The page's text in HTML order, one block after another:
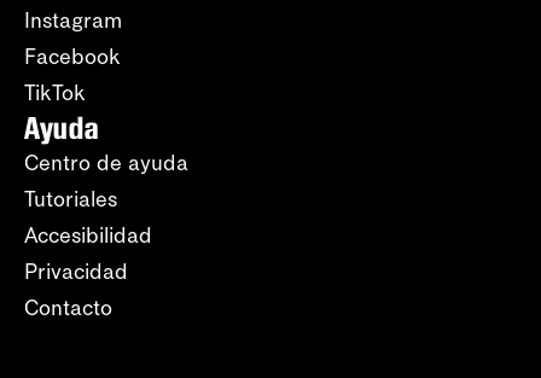
Instagram
Facebook
TikTok
Ayuda
Centro de ayuda
Tutoriales
Accesibilidad
Privacidad
Contacto